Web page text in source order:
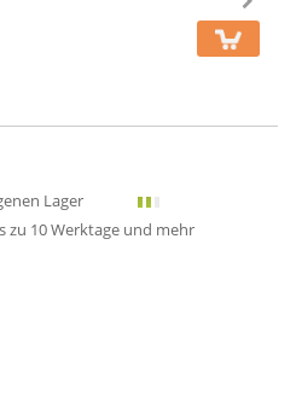
Lager
zu 10 Werktage und mehr